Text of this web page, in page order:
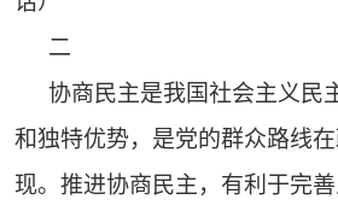
二
协商民主是我国社会主义民
和独特优势，是党的群众路线
现。推进协商民主，有利于完